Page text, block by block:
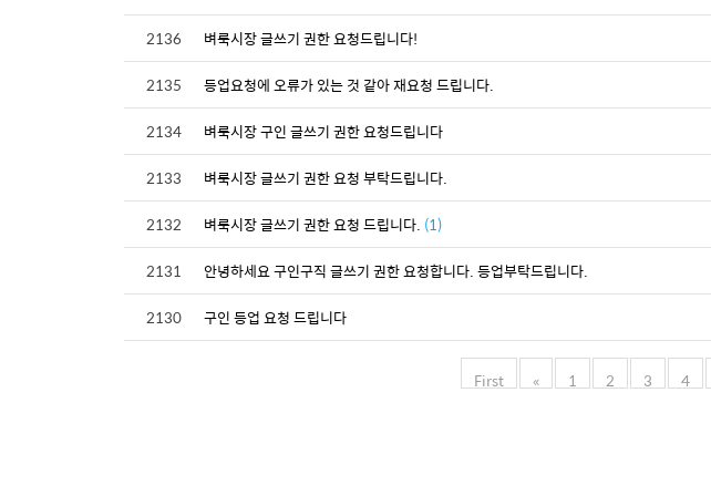
2136
벼룩시장 글쓰기 권한 요청드립니다!
2135
등업요청에 오류가 있는 것 같아 재요청 드립니다.
2134
벼룩시장 구인 글쓰기 권한 요청드립니다
2133
벼룩시장 글쓰기 권한 요청 부탁드립니다.
2132
벼룩시장 글쓰기 권한 요청 드립니다. (1)
2131
안녕하세요 구인구직 글쓰기 권한 요청합니다. 등업부탁드립니다.
2130
구인 등업 요청 드립니다
First « 1 2 3 4